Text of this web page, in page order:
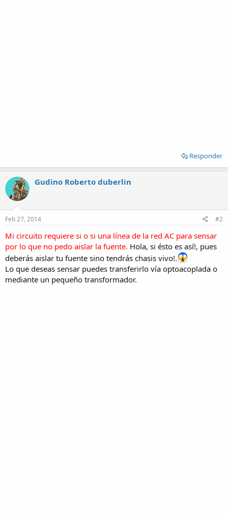
Responder
Gudino Roberto duberlin
Feb 27, 2014 #2
Mi circuito requiere si o si una línea de la red AC para sensar
por lo que no pedo aislar la fuente. Hola, si ésto es así!, pues
deberás aislar tu fuente sino tendrás chasis vivo!.
Lo que deseas sensar puedes transferirlo vía optoacoplada o
mediante un pequeño transformador.